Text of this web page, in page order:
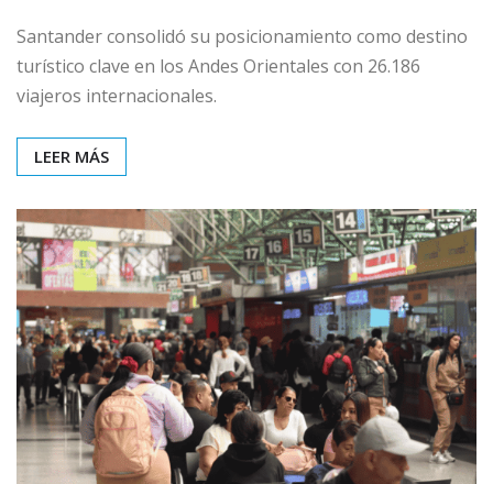
Santander consolidó su posicionamiento como destino
turístico clave en los Andes Orientales con 26.186
viajeros internacionales.
LEER MÁS